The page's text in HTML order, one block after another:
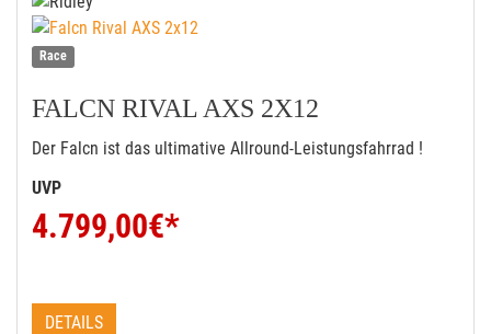
Race
FALCN RIVAL AXS 2X12
Der Falcn ist das ultimative Allround-Leistungsfahrrad !
UVP
4.799,00€*
DETAILS